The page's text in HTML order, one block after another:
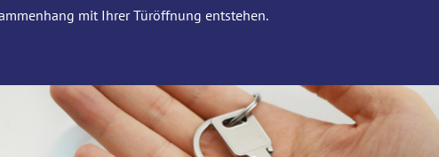
mit Ihrer Türöffnung entstehen.